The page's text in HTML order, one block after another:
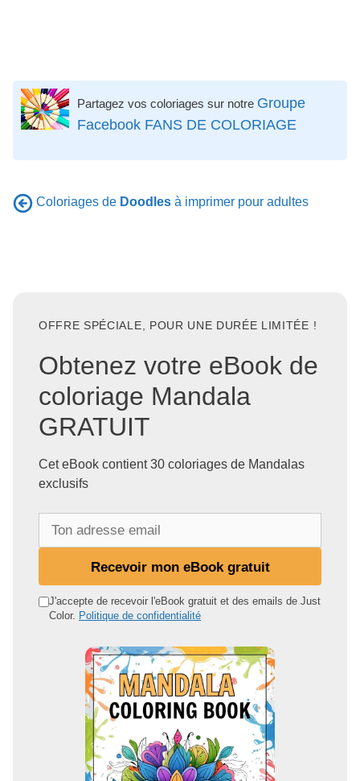
Partagez vos coloriages sur notre Groupe
Facebook FANS DE COLORIAGE
Coloriages de Doodles à imprimer pour adultes
OFFRE SPÉCIALE, POUR UNE DURÉE LIMITÉE !
Obtenez votre eBook de
coloriage Mandala
GRATUIT
Cet eBook contient 30 coloriages de Mandalas
exclusifs
d
Recevoir mon eBook gratuit
J'accepte de recevoir l'eBook gratuit et des emails de Just
Color. Politique de confidentialité